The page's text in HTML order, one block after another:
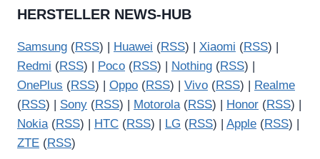
HERSTELLER NEWS-HUB
Samsung (RSS) | Huawei (RSS) | Xiaomi (RSS) |
Redmi (RSS) | Poco (RSS) | Nothing (RSS) |
OnePlus (RSS) | Oppo (RSS) | Vivo (RSS) |
Realme
(RSS) | Sony (RSS) | Motorola(RSS) | Honor (RSS) |
Nokia(RSS) | HTC (RSS) | LG (RSS) | Apple (RSS) |
ZTE (RSS)